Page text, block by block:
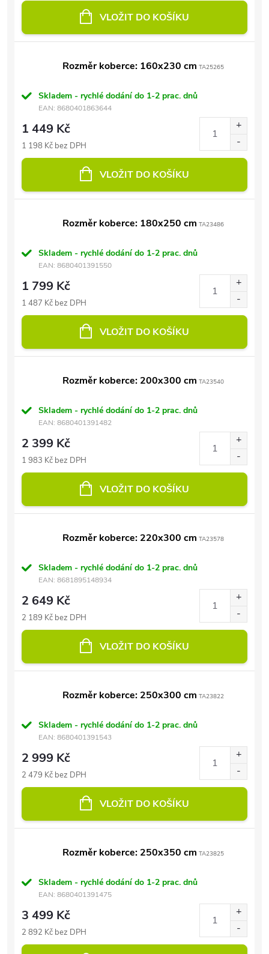
VLOŽIT DO KOŠÍKU
Rozměr koberce: 160x230 cm TA25265
Skladem - rychlé dodání do 1-2 prac. dnů
EAN: 8680401863644
1 449 Kč
1 198 Kč bez DPH
VLOŽIT DO KOŠÍKU
Rozměr koberce: 180x250 cm TA23486
Skladem - rychlé dodání do 1-2 prac. dnů
EAN: 8680401391550
1 799 Kč
1 487 Kč bez DPH
VLOŽIT DO KOŠÍKU
Rozměr koberce: 200x300 cm TA23540
Skladem - rychlé dodání do 1-2 prac. dnů
EAN: 8680401391482
2 399 Kč
1 983 Kč bez DPH
VLOŽIT DO KOŠÍKU
Rozměr koberce: 220x300 cm TA23578
Skladem - rychlé dodání do 1-2 prac. dnů
EAN: 8681895148934
2 649 Kč
2 189 Kč bez DPH
VLOŽIT DO KOŠÍKU
Rozměr koberce: 250x300 cm TA23822
Skladem - rychlé dodání do 1-2 prac. dnů
EAN: 8680401391543
2 999 Kč
2 479 Kč bez DPH
VLOŽIT DO KOŠÍKU
Rozměr koberce: 250x350 cm TA23825
Skladem - rychlé dodání do 1-2 prac. dnů
EAN: 8680401391475
3 499 Kč
2 892 Kč bez DPH